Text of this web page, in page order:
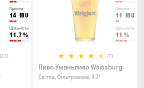
Гіркота
14 IBU
Щільність
11.7 %
(23)
Гіркота
11 IBU
Щільність
11 %
(7)
Пиво Уманьпиво Waissburg
Світле, Фільтроване, 4.7°